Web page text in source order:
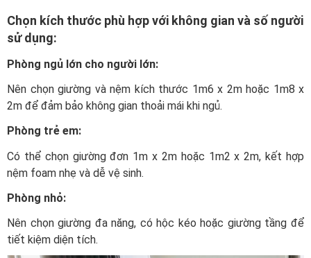
Chọn kích thước phù hợp với không gian và số người
sử dụng:
Phòng ngủ lớn cho người lớn:
Nên chọn giường và nệm kích thước 1m6 x 2m hoặc 1m8 x
2m để đảm bảo không gian thoải mái khi ngủ.
Phòng trẻ em:
Có thể chọn giường đơn 1m x 2m hoặc 1m2 x 2m, kết hợp
nệm foam nhẹ và dễ vệ sinh.
Phòng nhỏ:
Nên chọn giường đa năng, có hộc kéo hoặc giường tầng để
tiết kiệm diện tích.